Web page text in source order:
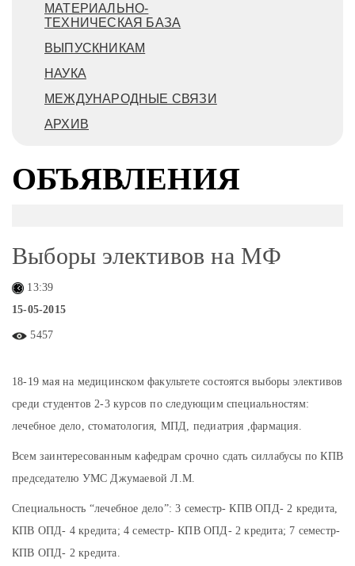
МАТЕРИАЛЬНО-
ТЕХНИЧЕСКАЯ БАЗА
ВЫПУСКНИКАМ
НАУКА
МЕЖДУНАРОДНЫЕ СВЯЗИ
АРХИВ
ОБЪЯВЛЕНИЯ
Выборы элективов на МФ
13:39
15-05-2015
5457
18-19 мая на медицинском факультете состоятся выборы элективов
среди студентов 2-3 курсов по следующим специальностям:
лечебное дело, стоматология, МПД, педиатрия ,фармация.
Всем заинтересованным кафедрам срочно сдать силлабусы по КПВ
председателю УМС Джумаевой Л.М.
Специальность “лечебное дело”: 3 семестр- КПВ ОПД- 2 кредита,
КПВ ОПД- 4 кредита; 4 семестр- КПВ ОПД- 2 кредита; 7 семестр-
КПВ ОПД- 2 кредита.